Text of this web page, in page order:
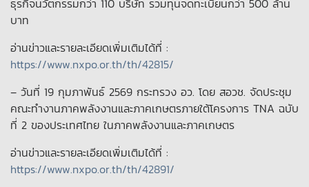
ธุรกิจนวัตกรรมกว่า 110 บริษัท รวมทุนจดทะเบียนกว่า 500 ล้าน
บาท
อ่านข่าวและรายละเอียดเพิ่มเติมได้ที่ :
https://www.nxpo.or.th/th/42815/
– วันที่ 19 กุมภาพันธ์ 2569 กระทรวง อว. โดย สอวช. จัดประชุม
คณะทำงานภาคพลังงานและภาคเกษตรภายใต้โครงการ TNA ฉบับ
ที่ 2 ของประเทศไทย ในภาคพลังงานและภาคเกษตร
อ่านข่าวและรายละเอียดเพิ่มเติมได้ที่ :
https://www.nxpo.or.th/th/42891/